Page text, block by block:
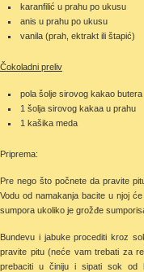
karanfilić u prahu po ukusu
anis u prahu po ukusu
vanila (prah, ektrakt ili štapić)
Čokoladni preliv
pola šolje sirovog kakao butera
1 šolja sirovog kakaa u prahu
1 kašika meda
Priprema:
Pre nego što počnete da pravite
Vodu od namakanja bacite u njoj
sumpora ukoliko je grožđe
Bundevu i jabuke procediti kroz
pravite pitu (neće vam trebati za
prebaciti u činiju i sipati sok od